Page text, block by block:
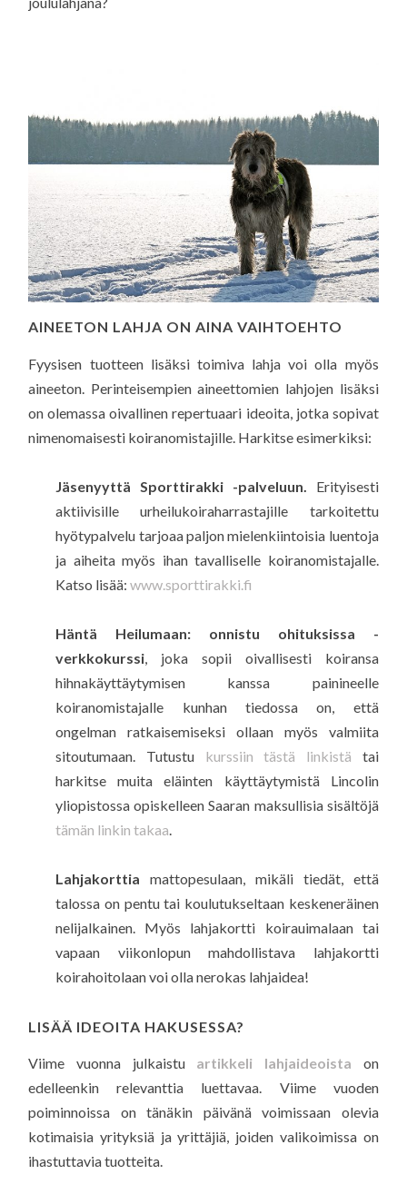
AINEETON LAHJA ON AINA VAIHTOEHTO
Fyysisen tuotteen lisäksi toimiva lahja voi olla myös
aineeton. Perinteisempien aineettomien lahjojen lisäksi
on olemassa oivallinen repertuaari ideoita, jotka sopivat
nimenomaisesti koiranomistajille. Harkitse esimerkiksi:
Jäsenyyttä Sporttirakki -palveluun. Erityisesti
aktiivisille urheilukoiraharrastajille tarkoitettu
hyötypalvelu tarjoaa paljon mielenkiintoisia luentoja
ja aiheita myös ihan tavalliselle koiranomistajalle.
Katso lisää:www.sporttirakki.fi
Häntä Heilumaan: onnistu ohituksissa -
verkkokurssi, joka sopii oivallisesti koiransa
hihnakäyttäytymisen kanssa painineelle
koiranomistajalle kunhan tiedossa on, että
ongelman ratkaisemiseksi ollaan myös valmiita
sitoutumaan. Tutustu kurssiin tästä linkistä tai
harkitse muita eläinten käyttäytymistä Lincolin
yliopistossa opiskelleen Saaran maksullisia sisältöjä
tämän linkin takaa.
Lahjakorttia mattopesulaan, mikäli tiedät, että
talossa on pentu tai koulutukseltaan keskeneräinen
nelijalkainen. Myös lahjakortti koirauimalaan tai
vapaan viikonlopun mahdollistava lahjakortti
koirahoitolaan voi olla nerokas lahjaidea!
LISÄÄ IDEOITA HAKUSESSA?
Viime vuonna julkaistu artikkeli lahjaideoista
on
edelleenkin relevanttia luettavaa. Viime vuoden
poiminnoissa on tänäkin päivänä voimissaan olevia
kotimaisia yrityksiä ja yrittäjiä, joiden valikoimissa on
ihastuttavia tuotteita.